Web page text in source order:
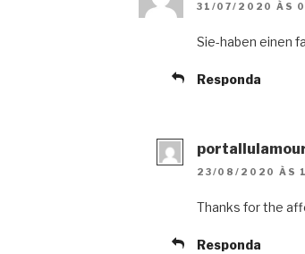
31/07/2020 ÀS
Sie-haben einen
Responda
23/08/2020 ÀS
Thanks for the
Responda